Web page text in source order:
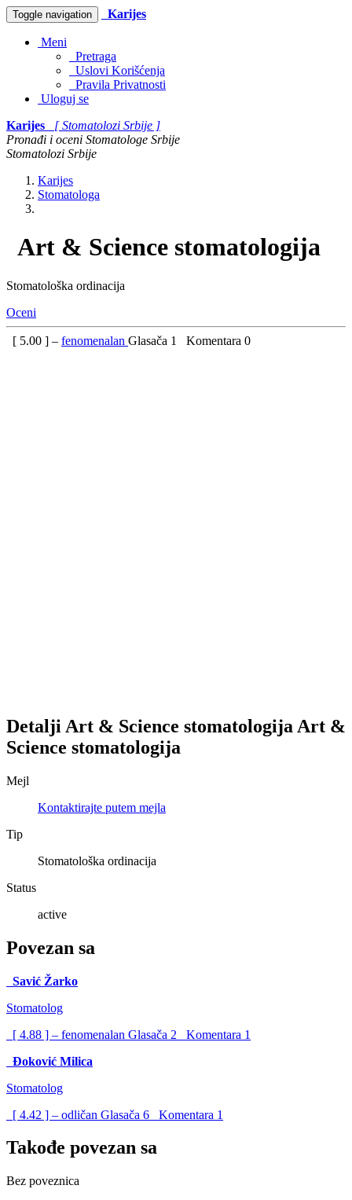
Toggle navigation Karijes
Meni
Pretraga
Uslovi Korišćenja
Pravila Privatnosti
Uloguj se
Karijes
[ Stomatolozi Srbije ]
Pronađi i oceni Stomatologe Srbije
Stomatolozi Srbije
Karijes
Stomatologa
Art & Science stomatologija
Stomatološka ordinacija
Oceni
[ 5.00 ] – fenomenalan Glasača 1 Komentara 0
Detalji Art & Science stomatologija Art &
Science stomatologija
Mejl
Kontaktirajte putem mejla
Tip
Stomatološka ordinacija
Status
active
Povezan sa
Savić Žarko
Stomatolog
[ 4.88 ] – fenomenalan Glasača 2 Komentara 1
Đoković Milica
Stomatolog
[ 4.42 ] – odličan Glasača 6 Komentara 1
Takođe povezan sa
Bez poveznica